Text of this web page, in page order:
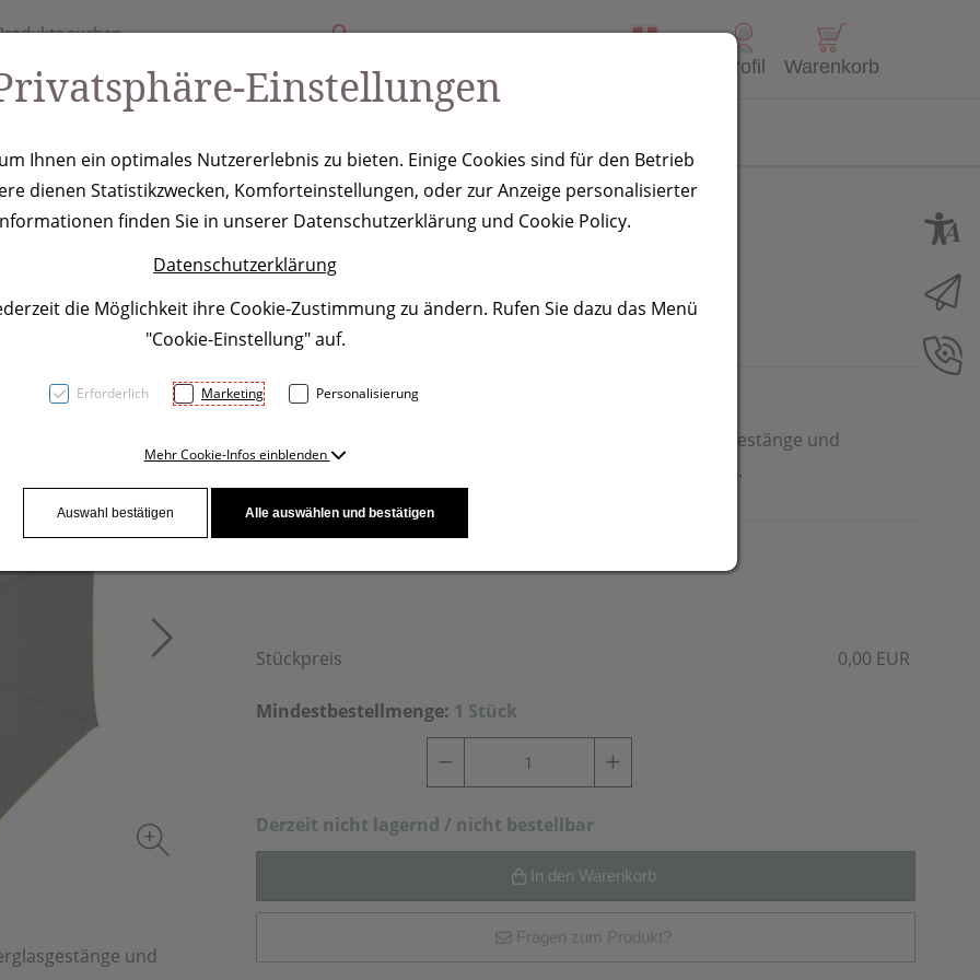
Profil Warenkorb
Paris
und
Automatikschirm mit 190T Pongeebespannung, Fiberglasgestänge und
Kunststoffgriff. Ihre Werbung drucken wir auf ein Segment.
Stückpreis 0,00 EUR
Mindestbestellmenge: 1 Stück
Derzeit nicht lagernd / nicht bestellbar
In den Warenkorb
Fragen zum Produkt?
Einstellungen
Ihnen ein optimales Nutzererlebnis zu bieten. Einige Cookies sind für den Betrieb
dienen Statistikzwecken, Komforteinstellungen, oder zur Anzeige personalisierter
finden Sie in unserer Datenschutzerklärung und Cookie Policy.
Datenschutzerklärung
die Möglichkeit ihre Cookie-Zustimmung zu ändern. Rufen Sie dazu das Menü
"Cookie-Einstellung" auf.
Erforderlich Marketing Personalisierung
Mehr Cookie-Infos einblenden
Auswahl bestätigen Alle auswählen und bestätigen